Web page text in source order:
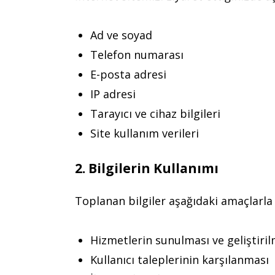
Ad ve soyad
Telefon numarası
E-posta adresi
IP adresi
Tarayıcı ve cihaz bilgileri
Site kullanım verileri
2. Bilgilerin Kullanımı
Toplanan bilgiler aşağıdaki
Hizmetlerin sunulması ve
Kullanıcı taleplerinin karşılanması